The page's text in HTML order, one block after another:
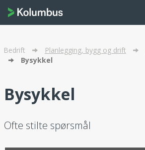
Bedrift Planlegging, bygg og drift
Bysykkel
Bysykkel
Ofte stilte spørsmål